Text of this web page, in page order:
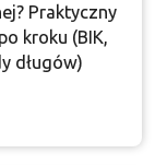
Praktyczny
kroku (BIK,
długów)